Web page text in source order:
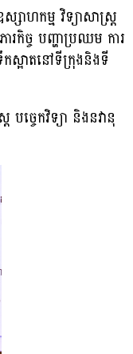
ាហកម្ម វិទ្យាសាស្ត្រ
រកិច្ច បញ្ហាប្រឈម ការ
ស្អាតនៅទីក្រុងនិងទី
ច្ចេកវិទ្យា និងនវានុ